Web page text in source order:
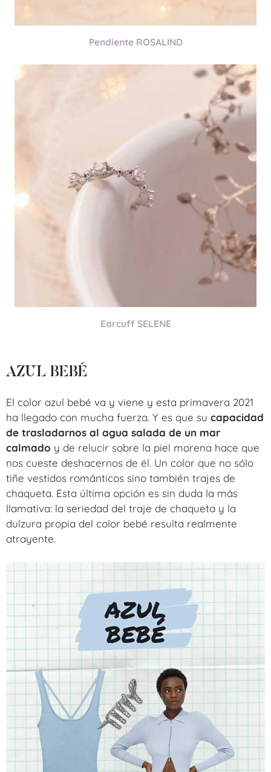
Pendiente ROSALIND
Earcuff SELENE
AZUL BEBÉ
El color azul bebé va y viene y esta primavera 2021
ha llegado con mucha fuerza. Y es que su capacidad
de trasladarnos al agua salada de un mar
calmado y de relucir sobre la piel morena hace que
nos cueste deshacernos de él. Un color que no sólo
tiñe vestidos románticos sino también trajes de
chaqueta. Esta última opción es sin duda la más
llamativa: la seriedad del traje de chaqueta y la
dulzura propia del color bebé resulta realmente
atrayente.